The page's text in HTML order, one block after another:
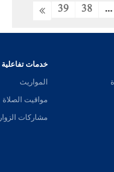
...
38
39
خدمات تفاعلية
المواريث
مواقيت الصلاة
مشاركات الزوار